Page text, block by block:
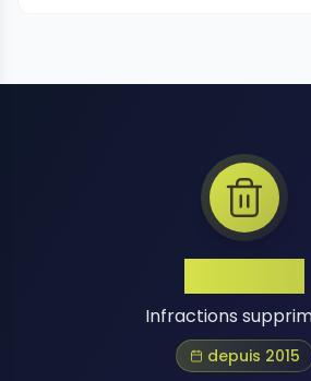
Infractions
depuis 2015